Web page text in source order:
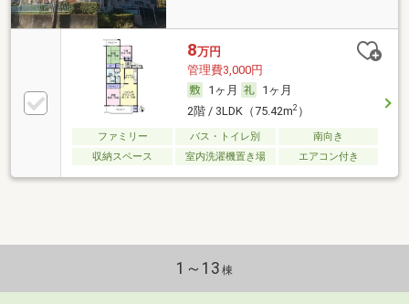
8万円
管理費3,000円
1ヶ月
1ヶ月
2階 / 3LDK（75.42m2）
ファミリー バス・トイレ別
南向き
収納スペース
室内洗濯機置き場 エアコン付き
1～13 棟